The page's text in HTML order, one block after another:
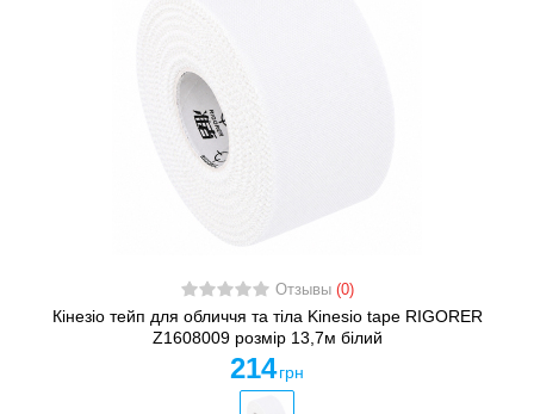
Отзывы (0)
Кінезіо тейп для обличчя та тіла Kinesio tape RIGORER
Z1608009 розмір 13,7м білий
214 грн